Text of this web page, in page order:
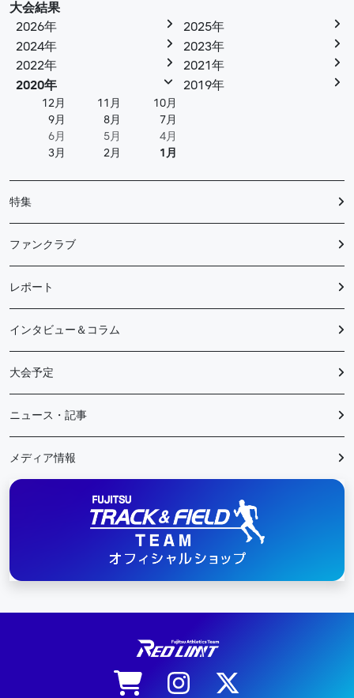
大会結果
2026年
2025年
2024年
2023年
2022年
2021年
2020年
12月 11月
10月
9月
8月
7月
6月
5月
4月
3月
2月 1月
2019年
特集
ファンクラブ
レポート
インタビュー＆コラム
大会予定
ニュース・記事
メディア情報